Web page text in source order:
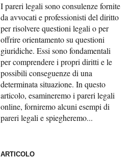
I pareri legali sono consulenze fornite
da avvocati e professionisti del diritto
per risolvere questioni legali o per
offrire orientamento su questioni
giuridiche. Essi sono fondamentali
per comprendere i propri diritti e le
possibili conseguenze di una
determinata situazione. In questo
articolo, esamineremo i pareri legali
online, forniremo alcuni esempi di
pareri legali e spiegheremo...
ARTICOLO